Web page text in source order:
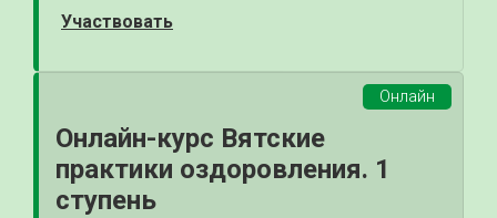
Участвовать
Онлайн-курс Вятские
практики оздоровления. 1
ступень
Онлайн